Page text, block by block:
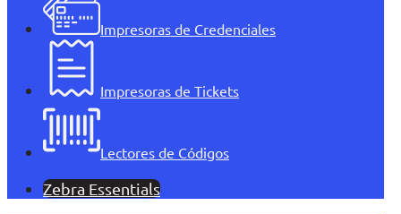
Impresoras de Credenciales
Impresoras de Tickets
Lectores de Códigos
Zebra Essentials